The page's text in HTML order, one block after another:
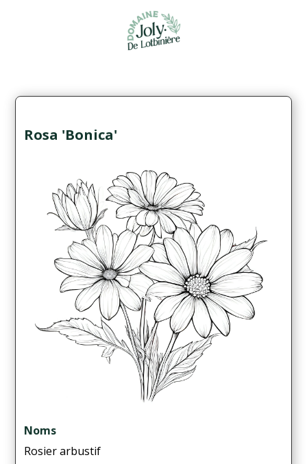
Rosa 'Bonica'
Noms
Rosier arbustif